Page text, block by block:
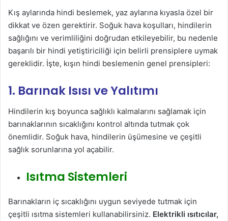
Kış aylarında hindi beslemek, yaz aylarına kıyasla özel bir
dikkat ve özen gerektirir. Soğuk hava koşulları, hindilerin
sağlığını ve verimliliğini doğrudan etkileyebilir, bu nedenle
başarılı bir hindi yetiştiriciliği için belirli prensiplere uymak
gereklidir. İşte, kışın hindi beslemenin genel prensipleri:
1. Barınak Isısı ve Yalıtımı
Hindilerin kış boyunca sağlıklı kalmalarını sağlamak için
barınaklarının sıcaklığını kontrol altında tutmak çok
önemlidir. Soğuk hava, hindilerin üşümesine ve çeşitli
sağlık sorunlarına yol açabilir.
Isıtma Sistemleri
Barınakların iç sıcaklığını uygun seviyede tutmak için
çeşitli ısıtma sistemleri kullanabilirsiniz. Elektrikli ısıtıcılar,